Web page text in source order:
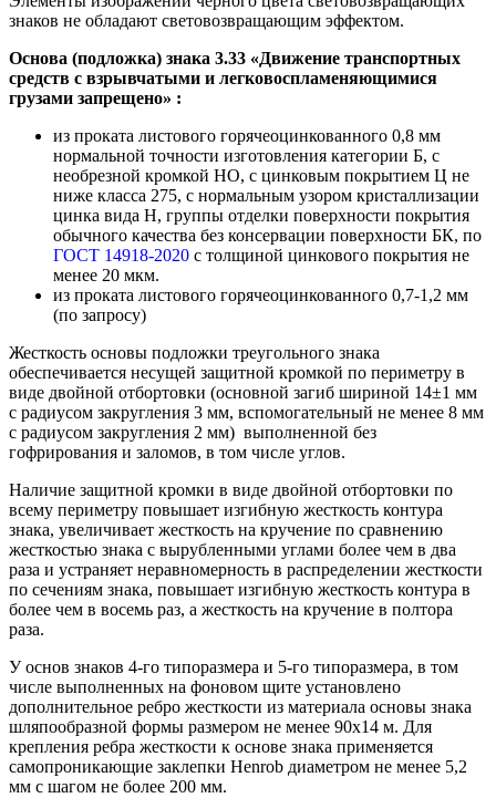
знаков не обладают световозвращающим эффектом.
Основа (подложка) знака 3.33 «Движение транспортных
средств с взрывчатыми и легковоспламеняющимися
грузами запрещено» :
из проката листового горячеоцинкованного 0,8 мм
нормальной точности изготовления категории Б, с
необрезной кромкой НО, с цинковым покрытием Ц не
ниже класса 275, с нормальным узором кристаллизации
цинка вида Н, группы отделки поверхности покрытия
обычного качества без консервации поверхности БК, по
ГОСТ 14918-2020 с толщиной цинкового покрытия не
менее 20 мкм.
из проката листового горячеоцинкованного 0,7-1,2 мм
(по запросу)
Жесткость основы подложки треугольного знака
обеспечивается несущей защитной кромкой по периметру в
виде двойной отбортовки (основной загиб шириной 14±1 мм
с радиусом закругления 3 мм, вспомогательный не менее 8 мм
с радиусом закругления 2 мм) выполненной без
гофрирования и заломов, в том числе углов.
Наличие защитной кромки в виде двойной отбортовки по
всему периметру повышает изгибную жесткость контура
знака, увеличивает жесткость на кручение по сравнению
жесткостью знака с вырубленными углами более чем в два
раза и устраняет неравномерность в распределении жесткости
по сечениям знака, повышает изгибную жесткость контура в
более чем в восемь раз, а жесткость на кручение в полтора
раза.
У основ знаков 4-го типоразмера и 5-го типоразмера, в том
числе выполненных на фоновом щите установлено
дополнительное ребро жесткости из материала основы знака
шляпообразной формы размером не менее 90х14 м. Для
крепления ребра жесткости к основе знака применяется
самопроникающие заклепки Henrob диаметром не менее 5,2
мм с шагом не более 200 мм.